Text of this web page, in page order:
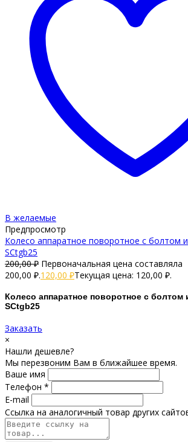
В желаемые
Предпросмотр
Колесо аппаратное поворотное с болтом
SCtgb25
200,00₽ Первоначальная цена составляла
200,00 ₽.120,00 ₽Текущая цена: 120,00 ₽.
Колесо аппаратное поворотное с
SCtgb25
Заказать
×
Нашли дешевле?
Мы перезвоним Вам в ближайшее время.
Ваше имя
Телефон *
E-mail
Ссылка на аналогичный товар других